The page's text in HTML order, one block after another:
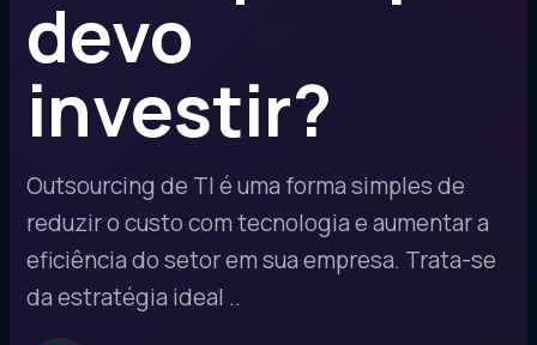
devo
investir?
Outsourcing de TI é uma forma simples de
reduzir o custo com tecnologia e aumentar a
eficiência do setor em sua empresa. Trata-se
da estratégia ideal ..